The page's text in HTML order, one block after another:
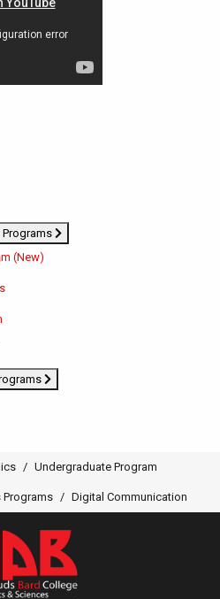
(New)
Undergraduate Program
Programs Digital Communication